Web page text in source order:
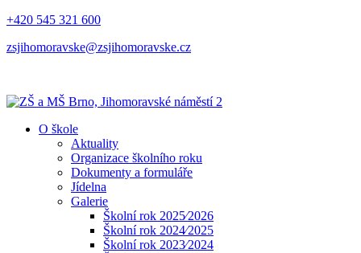
+420 545 321 600
zsjihomoravske@zsjihomoravske.cz
O škole
Aktuality
Organizace školního roku
Dokumenty a formuláře
Jídelna
Galerie
Školní rok 2025⁄2026
Školní rok 2024⁄2025
Školní rok 2023⁄2024